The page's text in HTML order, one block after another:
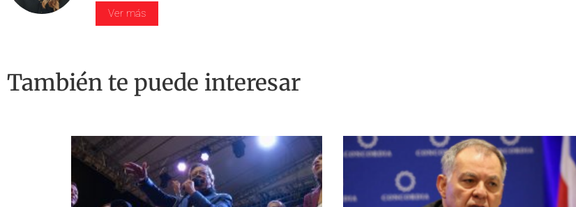
Ver más
También te puede interesar